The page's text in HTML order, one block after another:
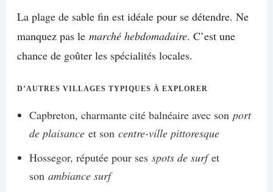
La plage de sable fin est idéale pour se détendre. Ne
manquez pas le marché hebdomadaire. C’est une
chance de goûter les spécialités locales.
D’AUTRES VILLAGES TYPIQUES À EXPLORER
Capbreton, charmante cité balnéaire avec son port
de plaisanceet son centre-ville pittoresque
Hossegor, réputée pour ses spots de surfet
son ambiance surf